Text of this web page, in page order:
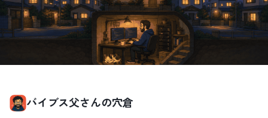
バイブス父さんの穴倉